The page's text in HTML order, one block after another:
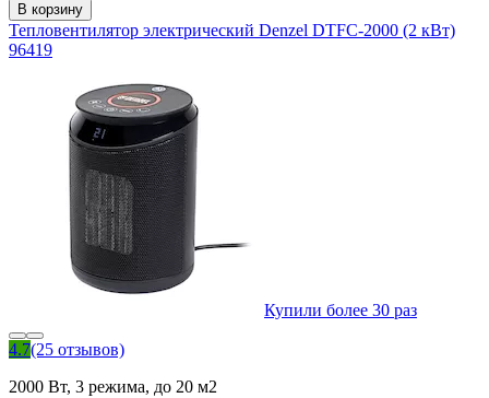
В корзину
Тепловентилятор электрический Denzel DTFC-2000 (2 кВт)
96419
Купили более 30 раз
4.7(25 отзывов)
2000 Вт, 3 режима, до 20 м2